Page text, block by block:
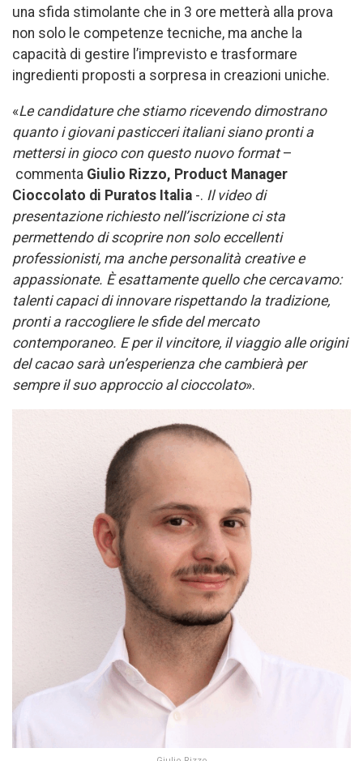
una sfida stimolante che in 3 ore metterà alla prova
non solo le competenze tecniche, ma anche la
capacità di gestire l’imprevisto e trasformare
ingredienti proposti a sorpresa in creazioni uniche.
«Le candidature che stiamo ricevendo dimostrano
quanto i giovani pasticceri italiani siano pronti a
mettersi in gioco con questo nuovo format–
commenta Giulio Rizzo, Product Manager
Cioccolato di Puratos Italia -. Il video di
presentazione richiesto nell’iscrizione ci sta
permettendo di scoprire non solo eccellenti
professionisti, ma anche personalità creative e
appassionate. È esattamente quello che cercavamo:
talenti capaci di innovare rispettando la tradizione,
pronti a raccogliere le sfide del mercato
contemporaneo. E per il vincitore, il viaggio alle origini
del cacao sarà un’esperienza che cambierà per
sempre il suo approccio al cioccolato».